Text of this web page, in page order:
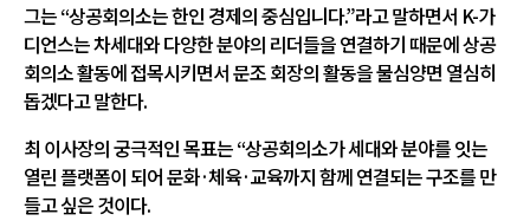
그는 “상공회의소는 한인 경제의 중심입니다.”라고 말하면서 K-가
디언스는 차세대와 다양한 분야의 리더들을 연결하기 때문에 상공
회의소 활동에 접목시키면서 문조 회장의 활동을 물심양면 열심히
돕겠다고 말한다.
최 이사장의 궁극적인 목표는 “상공회의소가 세대와 분야를 잇는
열린 플랫폼이 되어 문화·체육·교육까지 함께 연결되는 구조를 만
들고 싶은 것이다.